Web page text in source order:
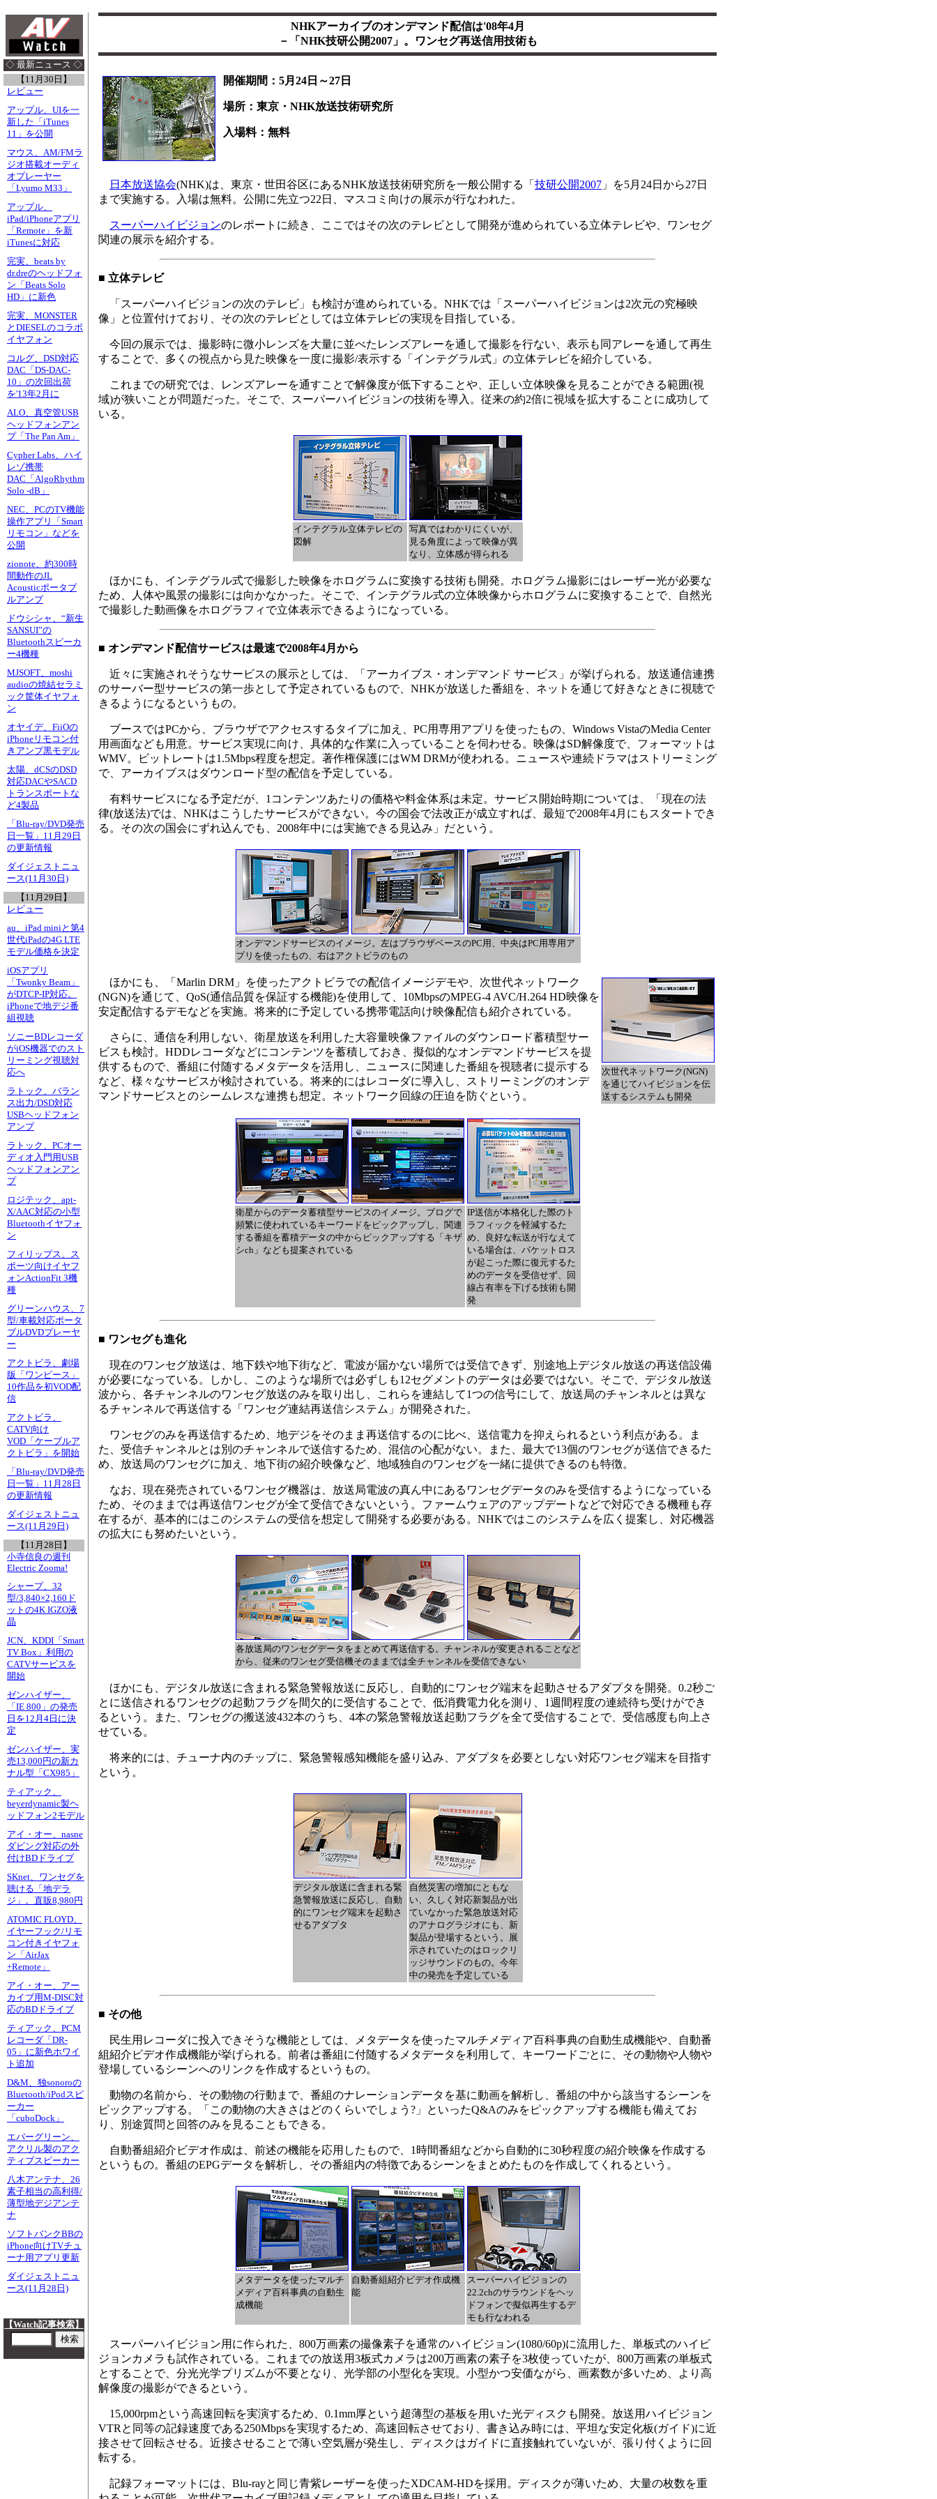
◇ 最新ニュース ◇
【11月30日】
レビュー
アップル、UIを一
新した「iTunes
11」を公開
マウス、AM/FMラ
ジオ搭載オーディ
オプレーヤー
「Lyumo M33」
アップル、
iPad/iPhoneアプリ
「Remote」を新
iTunesに対応
完実、beats by
dr.dreのヘッドフォ
ン「Beats Solo
HD」に新色
完実、MONSTER
とDIESELのコラボ
イヤフォン
コルグ、DSD対応
DAC「DS-DAC-
10」の次回出荷
を'13年2月に
ALO、真空管USB
ヘッドフォンアン
プ「The Pan Am」
Cypher Labs、ハイ
レゾ携帯
DAC「AlgoRhythm
Solo -dB」
NEC、PCのTV機能
操作アプリ「Smart
リモコン」などを
公開
zionote、約300時
間動作のJL
Acousticポータブ
ルアンプ
ドウシシャ、“新生
SANSUI”の
Bluetoothスピーカ
ー4機種
MJSOFT、moshi
audioの焼結セラミ
ック筐体イヤフォ
ン
オヤイデ、FiiOの
iPhoneリモコン付
きアンプ黒モデル
太陽、dCSのDSD
対応DACやSACD
トランスポートな
ど4製品
「Blu-ray/DVD発売
日一覧」11月29日
の更新情報
ダイジェストニュ
ース(11月30日)
【11月29日】
レビュー
au、iPad miniと第4
世代iPadの4G LTE
モデル価格を決定
iOSアプリ
「Twonky Beam」
がDTCP-IP対応。
iPhoneで地デジ番
組視聴
ソニーBDレコーダ
がiOS機器でのスト
リーミング視聴対
応へ
ラトック、バラン
ス出力/DSD対応
USBヘッドフォン
アンプ
ラトック、PCオー
ディオ入門用USB
ヘッドフォンアン
プ
ロジテック、apt-
X/AAC対応の小型
Bluetoothイヤフォ
ン
フィリップス、ス
ポーツ向けイヤフ
ォンActionFit 3機
種
グリーンハウス、7
型/車載対応ポータ
ブルDVDプレーヤ
ー
アクトビラ、劇場
版「ワンピース」
10作品を初VOD配
信
アクトビラ、
CATV向け
VOD「ケーブルア
クトビラ」を開始
「Blu-ray/DVD発売
日一覧」11月28日
の更新情報
ダイジェストニュ
ース(11月29日)
【11月28日】
小寺信良の週刊
Electric Zooma!
シャープ、32
型/3,840×2,160ド
ットの4K IGZO液
晶
JCN、KDDI「Smart
TV Box」利用の
CATVサービスを
開始
ゼンハイザー、
「IE 800」の発売
日を12月4日に決
定
ゼンハイザー、実
売13,000円の新カ
ナル型「CX985」
ティアック、
beyerdynamic製ヘ
ッドフォン2モデル
アイ・オー、nasne
ダビング対応の外
付けBDドライブ
SKnet、ワンセグを
聴ける「地デラ
ジ」。直販8,980円
ATOMIC FLOYD、
イヤーフック/リモ
コン付きイヤフォ
ン「AirJax
+Remote」
アイ・オー、アー
カイブ用M-DISC対
応のBDドライブ
ティアック、PCM
レコーダ「DR-
05」に新色ホワイ
ト追加
D&M、独sonoroの
Bluetooth/iPodスピ
ーカー
「cuboDock」
エバーグリーン、
アクリル製のアク
ティブスピーカー
八木アンテナ、26
素子相当の高利得/
薄型地デジアンテ
ナ
ソフトバンクBBの
iPhone向けTVチュ
ーナ用アプリ更新
ダイジェストニュ
ース(11月28日)
【Watch記事検索】
NHKアーカイブのオンデマンド配信は'08年4月
－「NHK技研公開2007」。ワンセグ再送信用技術も
開催期間：5月24日～27日
場所：東京・NHK放送技術研究所
入場料：無料
日本放送協会(NHK)は、東京・世田谷区にあるNHK放送技術研究所を一般公開する「 技研公開2007 」を5月24日から27日
まで実施する。入場は無料。公開に先立つ22日、マスコミ向けの展示が行なわれた。
スーパーハイビジョンのレポートに続き、ここではその次のテレビとして開発が進められている立体テレビや、ワンセグ
関連の展示を紹介する。
■ 立体テレビ
「スーパーハイビジョンの次のテレビ」も検討が進められている。NHKでは「スーパーハイビジョンは2次元の究極映
像」と位置付けており、その次のテレビとしては立体テレビの実現を目指している。
今回の展示では、撮影時に微小レンズを大量に並べたレンズアレーを通して撮影を行ない、表示も同アレーを通して再生
することで、多くの視点から見た映像を一度に撮影/表示する「インテグラル式」の立体テレビを紹介している。
これまでの研究では、レンズアレーを通すことで解像度が低下することや、正しい立体映像を見ることができる範囲(視
域)が狭いことが問題だった。そこで、スーパーハイビジョンの技術を導入。従来の約2倍に視域を拡大することに成功して
いる。
インテグラル立体テレビの
図解
写真ではわかりにくいが、
見る角度によって映像が異
なり、立体感が得られる
ほかにも、インテグラル式で撮影した映像をホログラムに変換する技術も開発。ホログラム撮影にはレーザー光が必要な
ため、人体や風景の撮影には向かなかった。そこで、インテグラル式の立体映像からホログラムに変換することで、自然光
で撮影した動画像をホログラフィで立体表示できるようになっている。
■ オンデマンド配信サービスは最速で2008年4月から
近々に実施されそうなサービスの展示としては、「アーカイブス・オンデマンド サービス」が挙げられる。放送通信連携
のサーバー型サービスの第一歩として予定されているもので、NHKが放送した番組を、ネットを通じて好きなときに視聴で
きるようになるというもの。
ブースではPCから、ブラウザでアクセスするタイプに加え、PC用専用アプリを使ったもの、Windows VistaのMedia Center
用画面なども用意。サービス実現に向け、具体的な作業に入っていることを伺わせる。映像はSD解像度で、フォーマットは
WMV。ビットレートは1.5Mbps程度を想定。著作権保護にはWM DRMが使われる。ニュースや連続ドラマはストリーミング
で、アーカイブスはダウンロード型の配信を予定している。
有料サービスになる予定だが、1コンテンツあたりの価格や料金体系は未定。サービス開始時期については、「現在の法
律(放送法)では、NHKはこうしたサービスができない。今の国会で法改正が成立すれば、最短で2008年4月にもスタートでき
る。その次の国会にずれ込んでも、2008年中には実施できる見込み」だという。
オンデマンドサービスのイメージ。左はブラウザベースのPC用、中央はPC用専用ア
プリを使ったもの、右はアクトビラのもの
次世代ネットワーク(NGN)
を通じてハイビジョンを伝
送するシステムも開発
ほかにも、「Marlin DRM」を使ったアクトビラでの配信イメージデモや、次世代ネットワーク
(NGN)を通じて、QoS(通信品質を保証する機能)を使用して、10MbpsのMPEG-4 AVC/H.264 HD映像を
安定配信するデモなどを実施。将来的に予定している携帯電話向け映像配信も紹介されている。
さらに、通信を利用しない、衛星放送を利用した大容量映像ファイルのダウンロード蓄積型サー
ビスも検討。HDDレコーダなどにコンテンツを蓄積しておき、擬似的なオンデマンドサービスを提
供するもので、番組に付随するメタデータを活用し、ニュースに関連した番組を視聴者に提示する
など、様々なサービスが検討されている。将来的にはレコーダに導入し、ストリーミングのオンデ
マンドサービスとのシームレスな連携も想定。ネットワーク回線の圧迫を防ぐという。
衛星からのデータ蓄積型サービスのイメージ。ブログで
頻繁に使われているキーワードをピックアップし、関連
する番組を蓄積データの中からピックアップする「キザ
シch」なども提案されている
IP送信が本格化した際のト
ラフィックを軽減するた
め、良好な転送が行なえて
いる場合は、パケットロス
が起こった際に復元するた
めのデータを受信せず、回
線占有率を下げる技術も開
発
■ ワンセグも進化
現在のワンセグ放送は、地下鉄や地下街など、電波が届かない場所では受信できず、別途地上デジタル放送の再送信設備
が必要になっている。しかし、このような場所では必ずしも12セグメントのデータは必要ではない。そこで、デジタル放送
波から、各チャンネルのワンセグ放送のみを取り出し、これらを連結して1つの信号にして、放送局のチャンネルとは異な
るチャンネルで再送信する「ワンセグ連結再送信システム」が開発された。
ワンセグのみを再送信するため、地デジをそのまま再送信するのに比べ、送信電力を抑えられるという利点がある。ま
た、受信チャンネルとは別のチャンネルで送信するため、混信の心配がない。また、最大で13個のワンセグが送信できるた
め、放送局のワンセグに加え、地下街の紹介映像など、地域独自のワンセグを一緒に提供できるのも特徴。
なお、現在発売されているワンセグ機器は、放送局電波の真ん中にあるワンセグデータのみを受信するようになっている
ため、そのままでは再送信ワンセグが全て受信できないという。ファームウェアのアップデートなどで対応できる機種も存
在するが、基本的にはこのシステムの受信を想定して開発する必要がある。NHKではこのシステムを広く提案し、対応機器
の拡大にも努めたいという。
各放送局のワンセグデータをまとめて再送信する。チャンネルが変更されることなど
から、従来のワンセグ受信機そのままでは全チャンネルを受信できない
ほかにも、デジタル放送に含まれる緊急警報放送に反応し、自動的にワンセグ端末を起動させるアダプタを開発。0.2秒ご
とに送信されるワンセグの起動フラグを間欠的に受信することで、低消費電力化を測り、1週間程度の連続待ち受けができ
るという。また、ワンセグの搬送波432本のうち、4本の緊急警報放送起動フラグを全て受信することで、受信感度も向上さ
せている。
将来的には、チューナ内のチップに、緊急警報感知機能を盛り込み、アダプタを必要としない対応ワンセグ端末を目指す
という。
デジタル放送に含まれる緊
急警報放送に反応し、自動
的にワンセグ端末を起動さ
せるアダプタ
自然災害の増加にともな
い、久しく対応新製品が出
ていなかった緊急放送対応
のアナログラジオにも、新
製品が登場するという。展
示されていたのはロックリ
ッジサウンドのもの。今年
中の発売を予定している
■ その他
民生用レコーダに投入できそうな機能としては、メタデータを使ったマルチメディア百科事典の自動生成機能や、自動番
組紹介ビデオ作成機能が挙げられる。前者は番組に付随するメタデータを利用して、キーワードごとに、その動物や人物や
登場しているシーンへのリンクを作成するというもの。
動物の名前から、その動物の行動まで、番組のナレーションデータを基に動画を解析し、番組の中から該当するシーンを
ピックアップする。「この動物の大きさはどのくらいでしょう?」といったQ&Aのみをピックアップする機能も備えてお
り、別途質問と回答のみを見ることもできる。
自動番組紹介ビデオ作成は、前述の機能を応用したもので、1時間番組などから自動的に30秒程度の紹介映像を作成する
というもの。番組のEPGデータを解析し、その番組内の特徴であるシーンをまとめたものを作成してくれるという。
メタデータを使ったマルチ
メディア百科事典の自動生
成機能
自動番組紹介ビデオ作成機
能
スーパーハイビジョンの
22.2chのサラウンドをヘッ
ドフォンで擬似再生するデ
モも行なわれる
スーパーハイビジョン用に作られた、800万画素の撮像素子を通常のハイビジョン(1080/60p)に流用した、単板式のハイビ
ジョンカメラも試作されている。これまでの放送用3板式カメラは200万画素の素子を3枚使っていたが、800万画素の単板式
とすることで、分光光学プリズムが不要となり、光学部の小型化を実現。小型かつ安価ながら、画素数が多いため、より高
解像度の撮影ができるという。
15,000rpmという高速回転を実演するため、0.1mm厚という超薄型の基板を用いた光ディスクも開発。放送用ハイビジョン
VTRと同等の記録速度である250Mbpsを実現するため、高速回転させており、書き込み時には、平坦な安定化板(ガイド)に近
接させて回転させる。近接させることで薄い空気層が発生し、ディスクはガイドに直接触れていないが、張り付くように回
転する。
記録フォーマットには、Blu-rayと同じ青紫レーザーを使ったXDCAM-HDを採用。ディスクが薄いため、大量の枚数を重